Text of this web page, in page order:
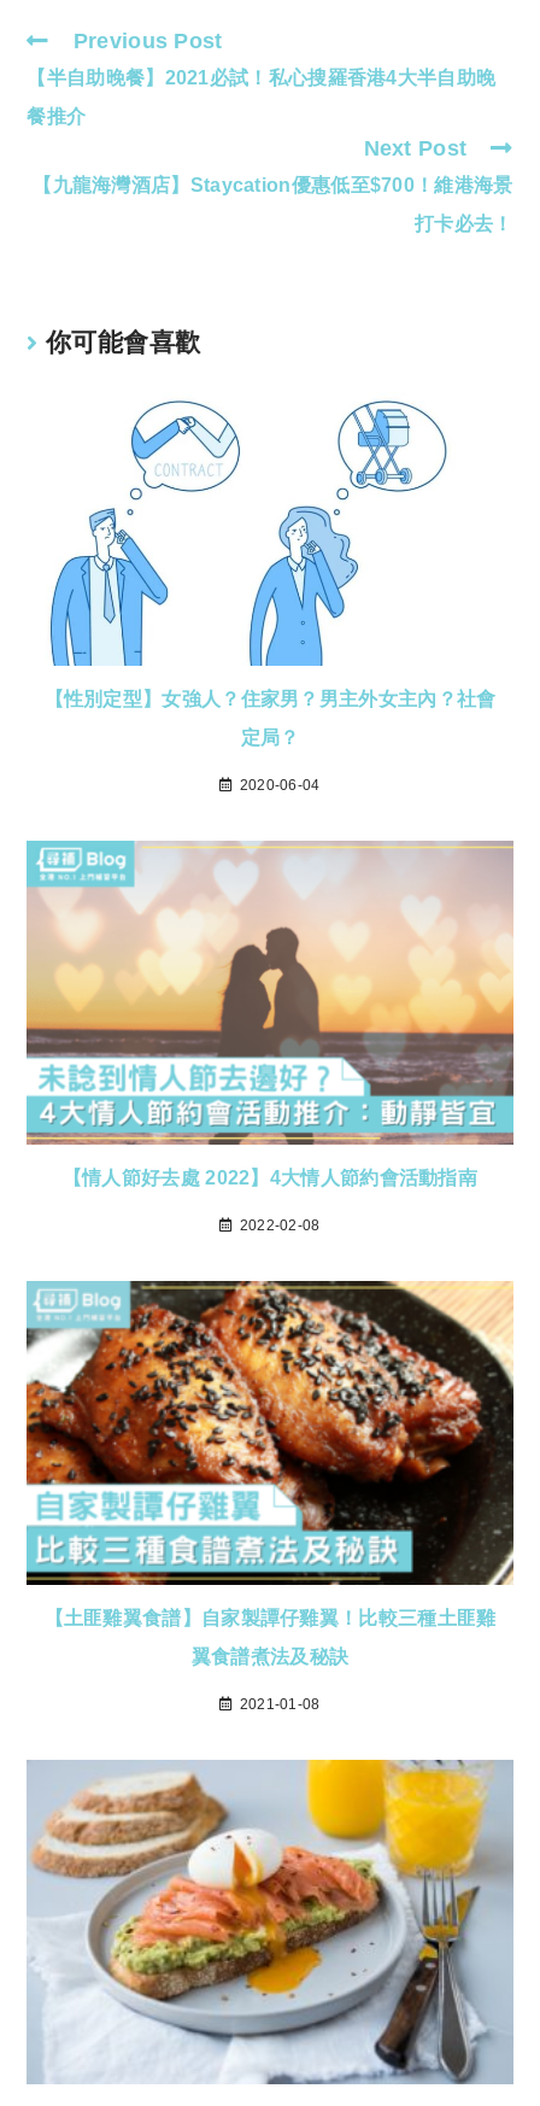
Read
more
articles
Previous Post
【半自助晚餐】2021必試！私心搜羅香港4大半自助晚
餐推介
Next Post
【九龍海灣酒店】Staycation優惠低至$700！維港海景
打卡必去！
你可能會喜歡
【性別定型】女強人？住家男？男主外女主內？社會
定局？
2020-06-04
【情人節好去處 2022】4大情人節約會活動指南
2022-02-08
【土匪雞翼食譜】自家製譚仔雞翼！比較三種土匪雞
翼食譜煮法及秘訣
2021-01-08